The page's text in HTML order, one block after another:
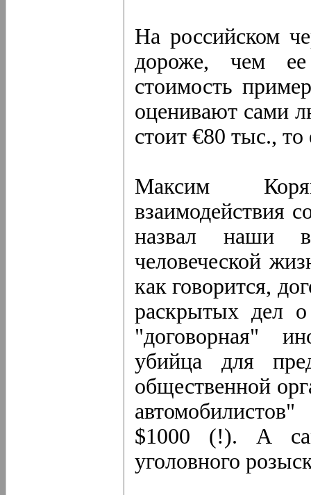
На российском
дороже, чем ее
стоимость
оценивают сами
стоит €80 тыс.,
Максим
взаимодействия
назвал наши
человеческой
как говорится,
раскрытых дел о
"договорная"
убийца для
общественной
$1000 (!). А сам
уголовного